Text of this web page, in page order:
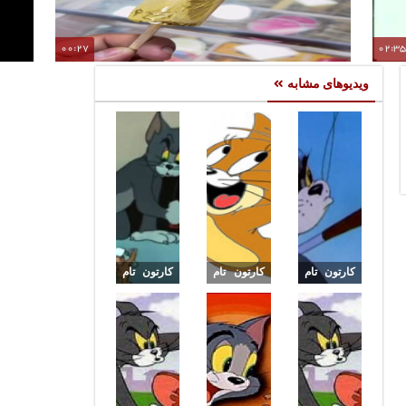
02:35
00:27
تیپ و استایل خاص بستنی‌فروشان طلایی
ویدیوهای مشابه
کارتون تام
وجری 14
کارتون تام
وجری 13
کارتون تام
وجری 12